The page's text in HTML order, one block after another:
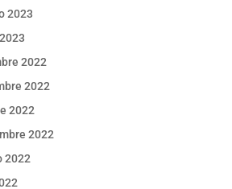
2023
2022
2022
2022
2022
2022